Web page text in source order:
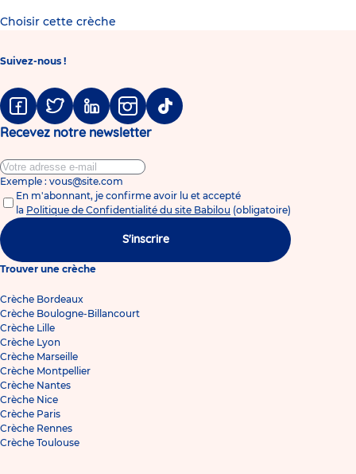
Choisir cette crèche
Suivez-nous !
FacebookTwitter LinkedinInstagramTiktok
Recevez notre newsletter
Exemple : vous@site.com
En m'abonnant, je confirme avoir lu et accepté
la Politique de Confidentialité du site Babilou (obligatoire)
S'inscrire
Trouver une crèche
Crèche Bordeaux
Crèche Boulogne-Billancourt
Crèche Lille
Crèche Lyon
Crèche Marseille
Crèche Montpellier
Crèche Nantes
Crèche Nice
Crèche Paris
Crèche Rennes
Crèche Toulouse